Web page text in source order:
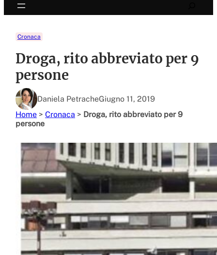
Cronaca
Droga, rito abbreviato per 9
persone
Daniela PetracheGiugno 11, 2019
Home > Cronaca > Droga, rito abbreviato per 9
persone